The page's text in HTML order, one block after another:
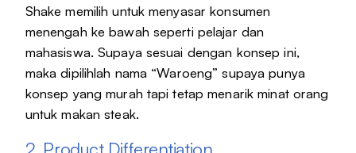
Shake memilih untuk menyasar konsumen
menengah ke bawah seperti pelajar dan
mahasiswa. Supaya sesuai dengan konsep ini,
maka dipilihlah nama “Waroeng” supaya punya
konsep yang murah tapi tetap menarik minat orang
untuk makan steak.